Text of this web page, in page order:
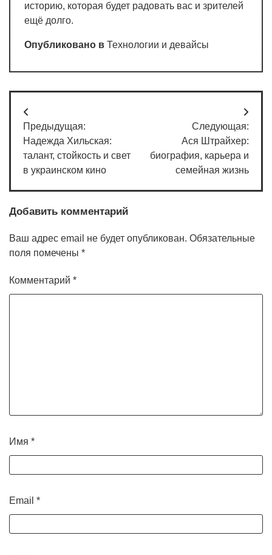
историю, которая будет радовать вас и зрителей
ещё долго.
Опубликовано в Технологии и девайсы
Навигация
по
записям
Предыдущая:
Надежда Хильская:
талант, стойкость и свет
в украинском кино
Следующая:
Ася Штрайхер:
биография, карьера и
семейная жизнь
Добавить комментарий
Ваш адрес email не будет опубликован. Обязательные
поля помечены *
Комментарий *
Имя *
Email *